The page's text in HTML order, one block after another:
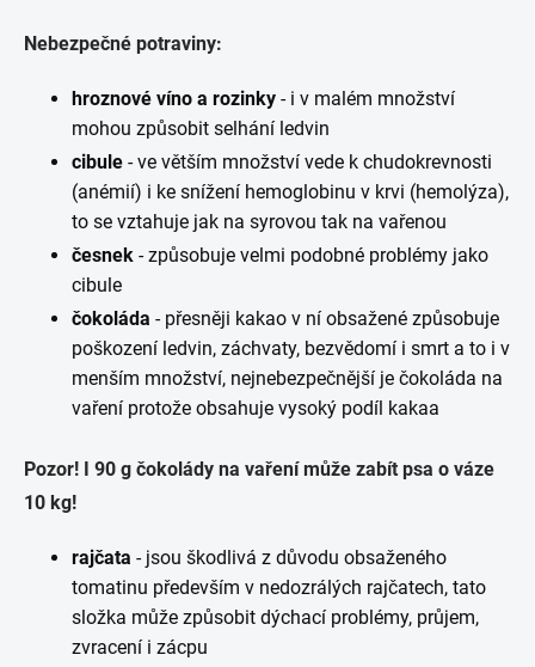
Nebezpečné potraviny:
hroznové víno a rozinky - i v malém množství
mohou způsobit selhání ledvin
cibule - ve větším množství vede k chudokrevnosti
(anémií) i ke snížení hemoglobinu v krvi (hemolýza),
to se vztahuje jak na syrovou tak na vařenou
česnek - způsobuje velmi podobné problémy jako
cibule
čokoláda - přesněji kakao v ní obsažené způsobuje
poškození ledvin, záchvaty, bezvědomí i smrt a to i v
menším množství, nejnebezpečnější je čokoláda na
vaření protože obsahuje vysoký podíl kakaa
Pozor! I 90 g čokolády na vaření může zabít psa o váze
10 kg!
rajčata - jsou škodlivá z důvodu obsaženého
tomatinu především v nedozrálých rajčatech, tato
složka může způsobit dýchací problémy, průjem,
zvracení i zácpu